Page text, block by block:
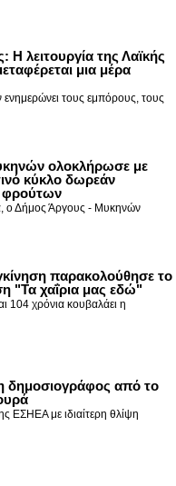
λειτουργία της Λαϊκής
μια μέρα
τους εμπόρους, τους
ολοκλήρωσε με
κύκλο δωρεάν
φρούτων
ο Δήμος Άργους - Μυκηνών
παρακολούθησε το
"Τα χαΐρια μας εδώ"
104 χρόνια κουβαλάει η
από το
ΕΣΗΕΑ με ιδιαίτερη θλίψη